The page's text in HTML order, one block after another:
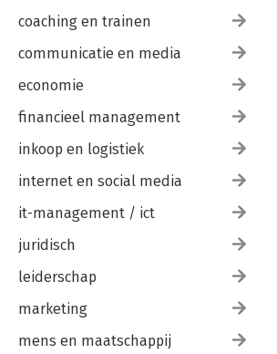
coaching en trainen
communicatie en media
economie
financieel management
inkoop en logistiek
internet en social media
it-management / ict
juridisch
leiderschap
marketing
mens en maatschappij